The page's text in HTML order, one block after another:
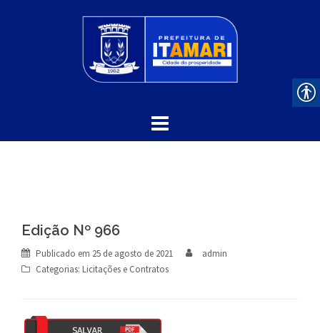
Edição Nº 966
Publicado em 25 de agosto de 2021
admin
Categorias: Licitações e Contratos